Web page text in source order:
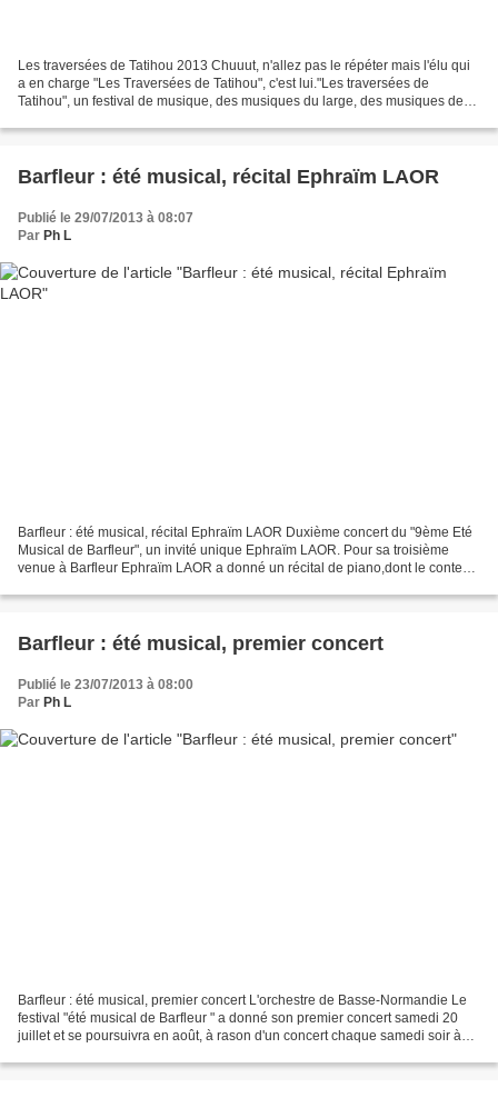
Les traversées de Tatihou 2013 Chuuut, n'allez pas le répéter mais l'élu qui
a en charge "Les Traversées de Tatihou", c'est lui."Les traversées de
Tatihou", un festival de musique, des musiques du large, des musiques des
Barfleur : été musical, récital Ephraïm LAOR
Publié le 29/07/2013 à 08:07
Par Ph L
Barfleur : été musical, récital Ephraïm LAOR Duxième concert du "9ème Eté
Musical de Barfleur", un invité unique Ephraïm LAOR. Pour sa troisième
venue à Barfleur Ephraïm LAOR a donné un récital de piano,dont le contenu
Barfleur : été musical, premier concert
Publié le 23/07/2013 à 08:00
Par Ph L
Barfleur : été musical, premier concert L'orchestre de Basse-Normandie Le
festival "été musical de Barfleur " a donné son premier concert samedi 20
juillet et se poursuivra en août, à rason d'un concert chaque samedi soir à